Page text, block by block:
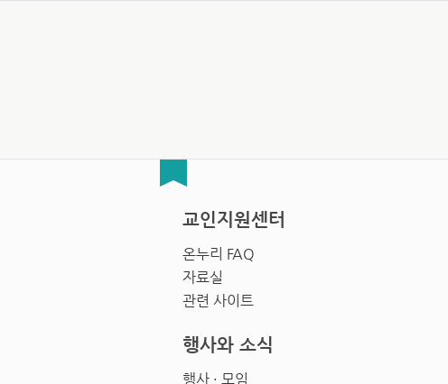
교인지원센터
온누리 FAQ
자료실
관련 사이트
행사와 소식
행사 · 모임